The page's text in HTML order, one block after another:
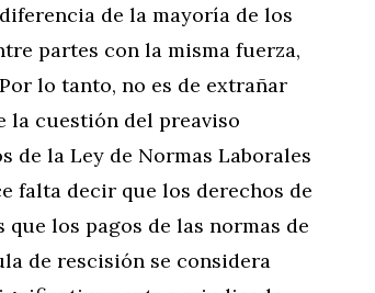
de la mayoría de los
partes con la misma fuerza,
lo tanto, no es de extrañar
la cuestión del preaviso
de la Ley de Normas Laborales
falta decir que los derechos de
los pagos de las normas de
de rescisión se considera